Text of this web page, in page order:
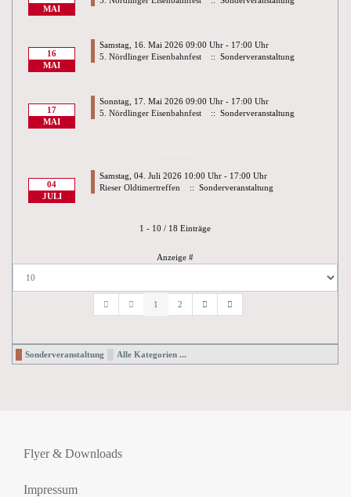
MAI
16
MAI
Samstag, 16. Mai 2026 09:00 Uhr - 17:00 Uhr
5. Nördlinger Eisenbahnfest
:: Sonderveranstaltung
17
MAI
Sonntag, 17. Mai 2026 09:00 Uhr - 17:00 Uhr
5. Nördlinger Eisenbahnfest
:: Sonderveranstaltung
04
JULI
Samstag, 04. Juli 2026 10:00 Uhr - 17:00 Uhr
Rieser Oldtimertreffen
:: Sonderveranstaltung
Limite der Paginierungsliste
1 - 10 / 18 Einträge
Anzeige #
1 2
Sonderveranstaltung Alle Kategorien ...
Flyer & Downloads
Impressum